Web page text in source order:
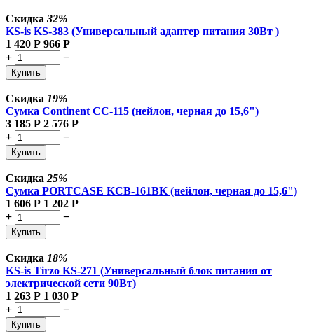
Скидка 32%
KS-is KS-383 (Универсальный адаптер питания 30Вт )
1 420 Р 966 Р
+
−
Купить
Скидка 19%
Сумка Continent CC-115 (нейлон, черная до 15,6")
3 185 Р 2 576 Р
+
−
Купить
Скидка 25%
Сумка PORTCASE KCB-161BK (нейлон, черная до 15,6")
1 606 Р 1 202 Р
+
−
Купить
Скидка 18%
KS-is Tirzo KS-271 (Универсальный блок питания от
электрической сети 90Вт)
1 263 Р 1 030 Р
+
−
Купить